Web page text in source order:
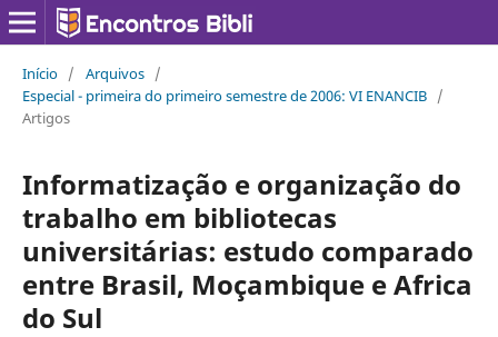
Início / Arquivos /
Especial - primeira do primeiro semestre de 2006: VI ENANCIB /
Artigos
Informatização e organização do
trabalho em bibliotecas
universitárias: estudo comparado
entre Brasil, Moçambique e Africa
do Sul